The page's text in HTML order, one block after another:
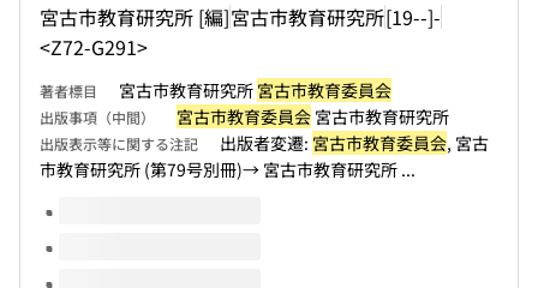
宮古市教育研究所 [編]宮古市教育研究所[19--]-
<Z72-G291>
著者標目 宮古市教育研究所 宮古市教育委員会
出版事項（中間） 宮古市教育委員会 宮古市教育研究所
出版表示等に関する注記 出版者変遷: 宮古市教育委員会, 宮古
市教育研究所 (第79号別冊)→ 宮古市教育研究所 ...
このタイトルの巻号